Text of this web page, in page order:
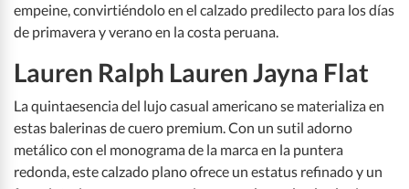
empeine, convirtiéndolo en el calzado predilecto para los días
de primavera y verano en la costa peruana.
Lauren Ralph Lauren Jayna Flat
La quintaesencia del lujo casual americano se materializa en
estas balerinas de cuero premium. Con un sutil adorno
metálico con el monograma de la marca en la puntera
redonda, este calzado plano ofrece un estatus refinado y un